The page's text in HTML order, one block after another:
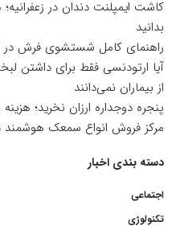
کاشت ایمپلنت دندان در
بدانید
راهنمای کامل شستشوی فرش در
آیا ارتودنسی فقط برای داشتن
از بیماران نمی‌دانند
پنجره دوجداره ارزان نخرید؛
مرکز فروش انواع سمعک هوشمند
دسته بندی اخبار
اجتماعی
تکنولوژی